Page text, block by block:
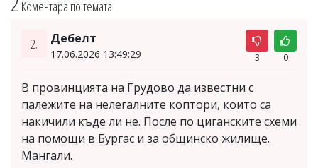
Коментара по темата
2. Дебелт
17.06.2026 13:49:29 3 0
В провинцията на Грудово да известни с
палежите на нелегалните коптори, които са
накичили къде ли не. После по циганските схеми
на помощи в Бургас и за общинско жилище.
Мангали.